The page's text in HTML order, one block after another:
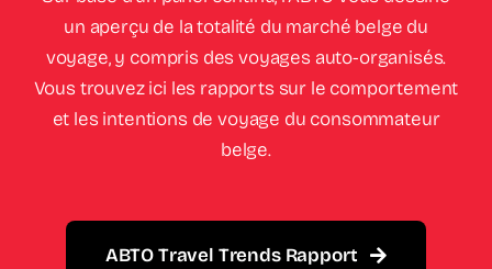
un aperçu de la totalité du marché belge du
voyage, y compris des voyages auto-organisés.
Vous trouvez ici les rapports sur le comportement
et les intentions de voyage du consommateur
belge.
ABTO Travel Trends Rapport